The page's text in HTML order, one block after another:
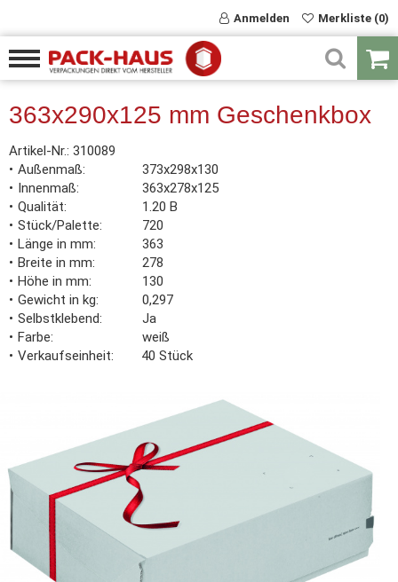
Anmelden Merkliste (0)
363x290x125 mm Geschenkbox
Artikel-Nr.: 310089
Außenmaß
373x298x130
Innenmaß
363x278x125
Qualität
1.20 B
Stück/Palette
720
Länge in mm
363
Breite in mm
278
Höhe in mm
130
Gewicht in kg
0,297
Selbstklebend
Ja
Farbe
weiß
Verkaufseinheit
40 Stück